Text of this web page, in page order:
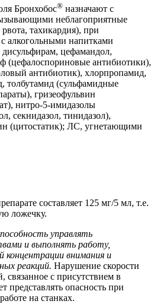
Бронхобос® назначают с
неблагоприятные
тахикардия), при
алкогольными напитками
цефамандол,
(цефалоспориновые антибиотики),
антибиотик), хлорпропамид,
толбутамид (сульфамидные
гризеофульвин
нитро-5-имидазолы
секнидазол, тинидазол),
(цитостатик); ЛС, угнетающими
составляет 125 мг/5 мл, т.е.
ложечку.
управлять
и выполнять работу,
внимания и
реакций. Нарушение скорости
связанное с присутствием в
представлять опасность при
на станках.